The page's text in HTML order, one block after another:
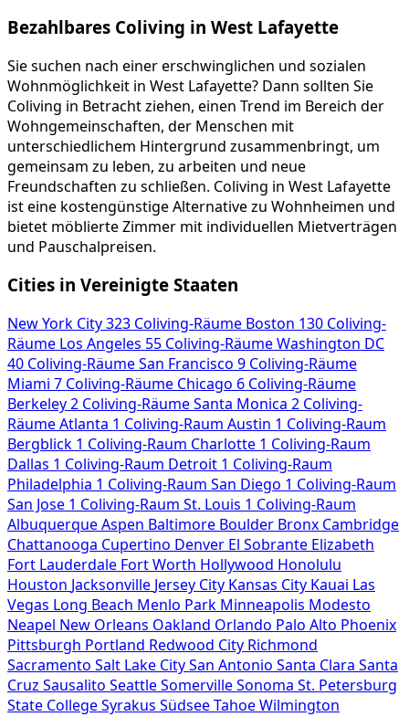
Bezahlbares Coliving in West Lafayette
Sie suchen nach einer erschwinglichen und sozialen
Wohnmöglichkeit in West Lafayette? Dann sollten Sie
Coliving in Betracht ziehen, einen Trend im Bereich der
Wohngemeinschaften, der Menschen mit
unterschiedlichem Hintergrund zusammenbringt, um
gemeinsam zu leben, zu arbeiten und neue
Freundschaften zu schließen. Coliving in West Lafayette
ist eine kostengünstige Alternative zu Wohnheimen und
bietet möblierte Zimmer mit individuellen Mietverträgen
und Pauschalpreisen.
Cities in Vereinigte Staaten
New York City323 Coliving-Räume Boston 130 Coliving-
Räume Los Angeles 55 Coliving-RäumeWashington DC
40 Coliving-RäumeSan Francisco 9 Coliving-Räume
Miami 7 Coliving-Räume Chicago 6 Coliving-Räume
Berkeley2 Coliving-RäumeSanta Monica 2 Coliving-
RäumeAtlanta 1 Coliving-Raum Austin 1 Coliving-Raum
Bergblick 1 Coliving-Raum Charlotte 1 Coliving-Raum
Dallas 1 Coliving-Raum Detroit 1 Coliving-Raum
Philadelphia 1 Coliving-Raum San Diego 1 Coliving-Raum
San Jose 1 Coliving-Raum St. Louis 1 Coliving-Raum
AlbuquerqueAspen Baltimore Boulder Bronx Cambridge
Chattanooga Cupertino Denver El Sobrante Elizabeth
Fort Lauderdale Fort Worth Hollywood Honolulu
Houston Jacksonville Jersey City Kansas City Kauai Las
Vegas Long Beach Menlo Park Minneapolis Modesto
Neapel New Orleans Oakland Orlando Palo Alto Phoenix
Pittsburgh Portland Redwood City Richmond
Sacramento Salt Lake CitySan Antonio Santa Clara Santa
Cruz Sausalito SeattleSomervilleSonoma St. Petersburg
State CollegeSyrakus Südsee TahoeWilmington